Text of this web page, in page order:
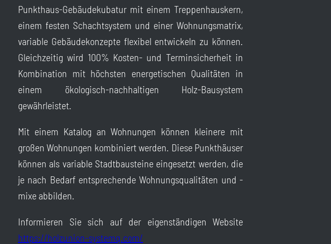
Punkthaus-Gebäudekubatur mit einem Treppenhauskern,
einem festen Schachtsystem und einer Wohnungsmatrix,
variable Gebäudekonzepte flexibel entwickeln zu können.
Gleichzeitig wird 100% Kosten- und Terminsicherheit in
Kombination mit höchsten energetischen Qualitäten in
einem ökologisch-nachhaltigen Holz-Bausystem
gewährleistet.
Mit einem Katalog an Wohnungen können kleinere mit
großen Wohnungen kombiniert werden. Diese Punkthäuser
können als variable Stadtbausteine eingesetzt werden, die
je nach Bedarf entsprechende Wohnungsqualitäten und -
mixe abbilden.
Informieren Sie sich auf der eigenständigen Website
https://holzunion-systemq.com/